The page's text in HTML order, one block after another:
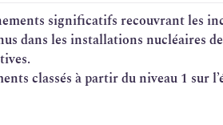
significatifs recouvrant les
dans les installations nucléaires
classés à partir du niveau 1 sur